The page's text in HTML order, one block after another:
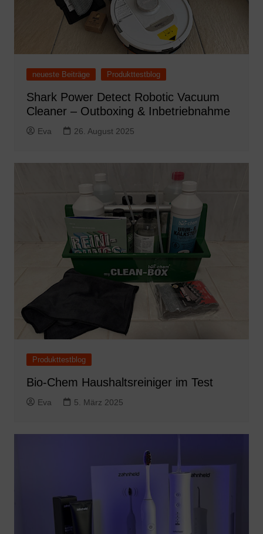
neueste Beiträge Produkttestblog
Shark Power Detect Robotic Vacuum
Cleaner – Outboxing & Inbetriebnahme
Eva 26. August 2025
Produkttestblog
Bio-Chem Haushaltsreiniger im Test
Eva 5. März 2025